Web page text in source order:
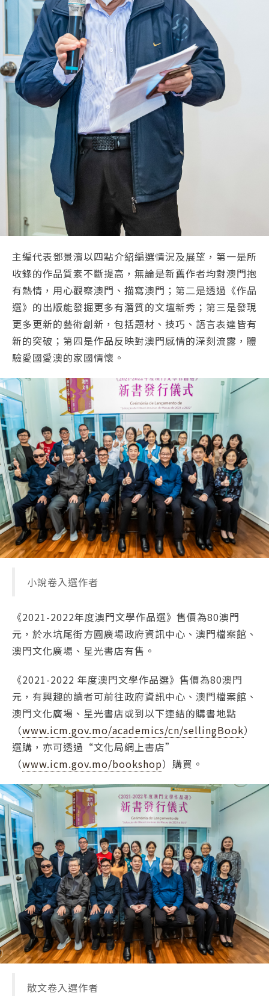
主編代表鄧景濱以四點介紹編選情況及展望，第一是所
收錄的作品質素不斷提高，無論是新舊作者均對澳門抱
有熱情，用心觀察澳門、描寫澳門；第二是透過《作品
選》的出版能發掘更多有潛質的文壇新秀；第三是發現
更多更新的藝術創新，包括題材、技巧、語言表達皆有
新的突破；第四是作品反映對澳門感情的深刻流露，體
驗愛國愛澳的家國情懷。
小說卷入選作者
《2021-2022年度澳門文學作品選》售價為80澳門
元，於水坑尾街方圓廣場政府資訊中心、澳門檔案館、
澳門文化廣場、星光書店有售。
《2021-2022 年度澳門文學作品選》售價為80澳門
元，有興趣的讀者可前往政府資訊中心、澳門檔案館、
澳門文化廣場、星光書店或到以下連結的購書地點
（www.icm.gov.mo/academics/cn/sellingBook）
選購，亦可透過“文化局網上書店”
（www.icm.gov.mo/bookshop）購買。
散文卷入選作者